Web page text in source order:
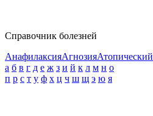
Справочник болезней
АнафилаксияАгнозияАтопический
а б в г д е ж з и й к л м н о
п р с т у ф х ц ч ш щ э ю я